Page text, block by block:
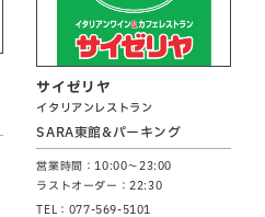
サイゼリヤ
イタリアンレストラン
SARA東館&パーキング
営業時間：10:00～23:00
ラストオーダー：22:30
TEL：077-569-5101